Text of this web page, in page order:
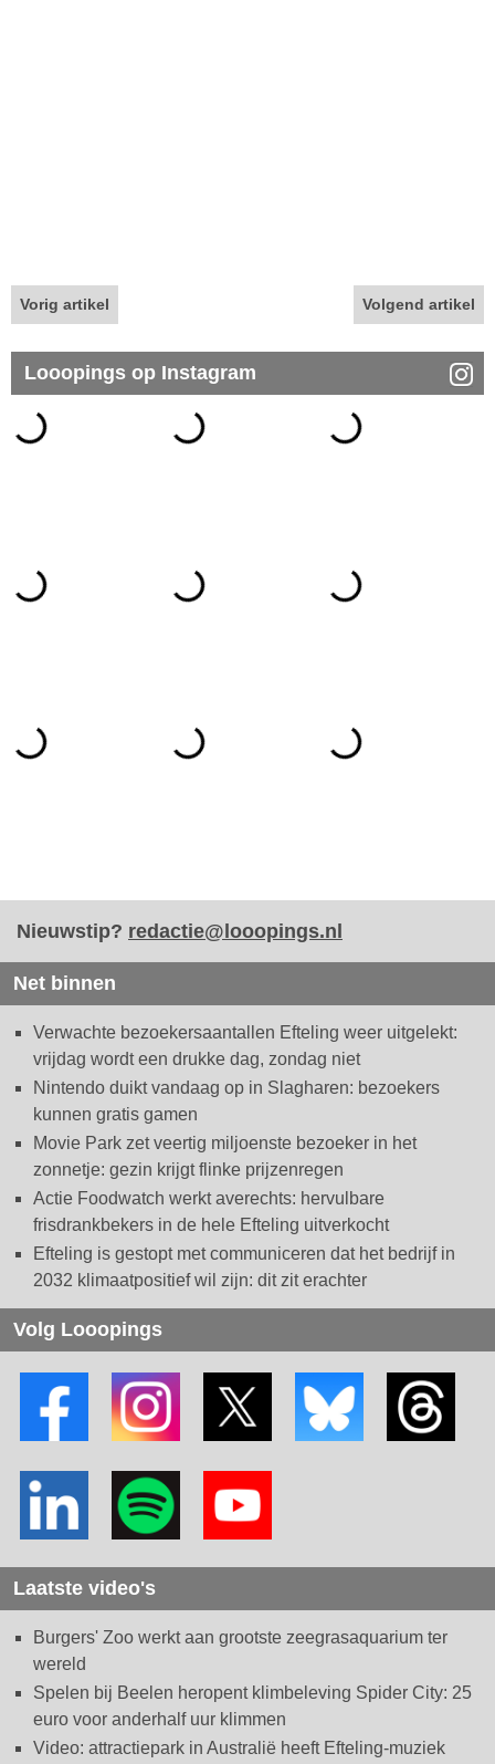
Vorig artikel Volgend artikel
Looopings op Instagram
Nieuwstip? redactie@looopings.nl
Net binnen
Verwachte bezoekersaantallen Efteling weer uitgelekt:
vrijdag wordt een drukke dag, zondag niet
Nintendo duikt vandaag op in Slagharen: bezoekers
kunnen gratis gamen
Movie Park zet veertig miljoenste bezoeker in het
zonnetje: gezin krijgt flinke prijzenregen
Actie Foodwatch werkt averechts: hervulbare
frisdrankbekers in de hele Efteling uitverkocht
Efteling is gestopt met communiceren dat het bedrijf in
2032 klimaatpositief wil zijn: dit zit erachter
Volg Looopings
Laatste video's
Burgers' Zoo werkt aan grootste zeegrasaquarium ter
wereld
Spelen bij Beelen heropent klimbeleving Spider City: 25
euro voor anderhalf uur klimmen
Video: attractiepark in Australië heeft Efteling-muziek